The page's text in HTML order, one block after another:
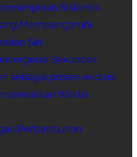
Sistemik
Mempengaruhi
Sel
Sekunder
sebagai proses evolusi
Waktu
Pertumbuhan